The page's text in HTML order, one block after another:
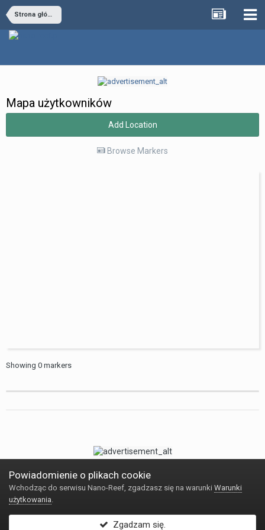
Strona główna
Mapa użytkowników
Add Location
Browse Markers
Showing 0 markers
Powered by Invision Community
Internetowy sklep akwarystyczny Reefshop
Powiadomienie o plikach cookie
Wchodząc do serwisu Nano-Reef, zgadzasz się na warunki Warunki
użytkowania.
Zgadzam się.